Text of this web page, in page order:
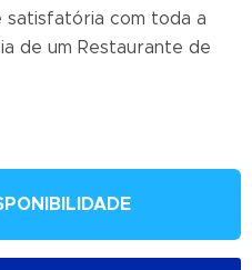
satisfatória com toda a
de um Restaurante de